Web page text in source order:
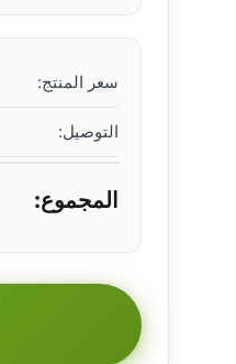
سعر المنتج:
التوصيل:
المجموع: